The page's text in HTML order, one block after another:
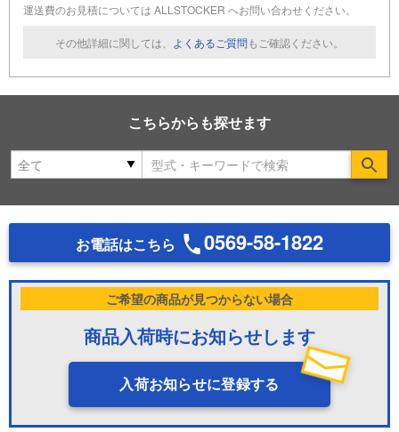
運送費のお見積については ALLSTOCKER へお問い合わせください。
その他詳細に関しては、 よくあるご質問もご確認ください。
こちらからも探せます
お電話はこちら 0569-58-1822
ご希望の商品が見つからない場合
商品入荷時にお知らせします
入荷お知らせに登録する